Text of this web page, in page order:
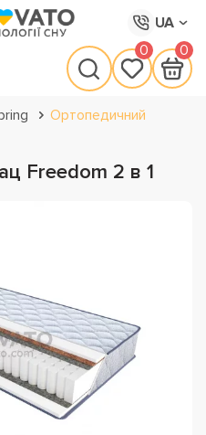
UA
0 0
Ортопедичний
Freedom 2 в 1